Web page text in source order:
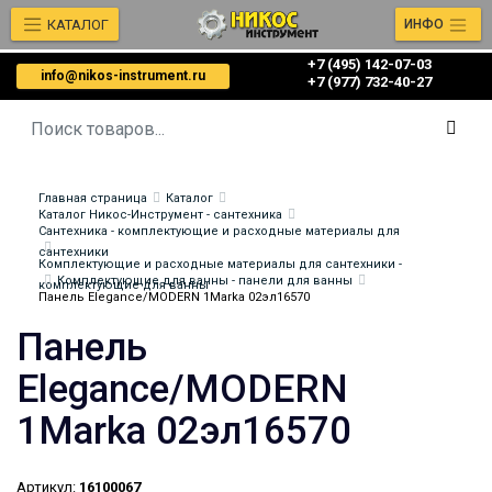
info@nikos-instrument.ru
+7 (495) 142-07-03
‎‎+7 (977) 732-40-27
КАТАЛОГ ИНФО
Главная страница
Каталог
Каталог Никос-Инструмент - сантехника
Сантехника - комплектующие и расходные материалы для
сантехники
Комплектующие и расходные материалы для сантехники -
комплектующие для ванны
Комплектующие для ванны - панели для ванны
Панель Elegance/MODERN 1Marka 02эл16570
Панель
Elegance/MODERN
1Marka 02эл16570
Артикул: 16100067